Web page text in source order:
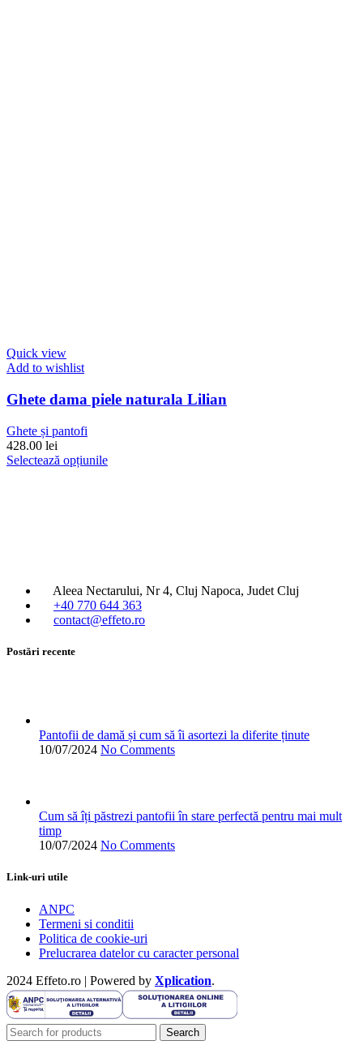
Quick view
Add to wishlist
Ghete dama piele naturala Lilian
Ghete și pantofi
428.00 lei
Selectează opțiunileAcest
alese
în
pagina
Aleea Nectarului, Nr 4, Cluj Napoca, Judet Cluj
+40 770 644 363
contact@effeto.ro
Postări recente
Pantofii de damă și cum să îi asortezi la diferite ținute
10/07/2024 No Comments
Cum să îți păstrezi pantofii în stare perfectă pentru mai mult
timp
10/07/2024 No Comments
Link-uri utile
ANPC
Termeni si conditii
Politica de cookie-uri
Prelucrarea datelor cu caracter personal
2024 Effeto.ro | Powered by Xplication.
Search